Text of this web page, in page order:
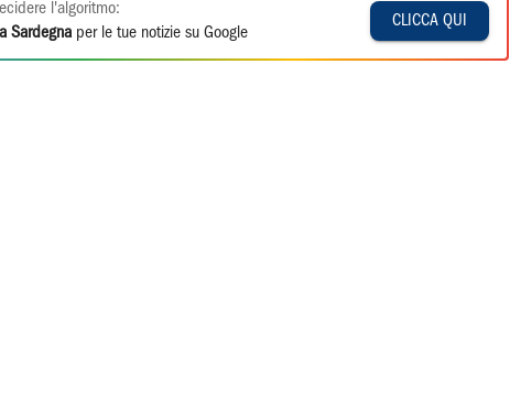
l'algoritmo:
Sardegna per le tue notizie su Google
CLICCA QUI